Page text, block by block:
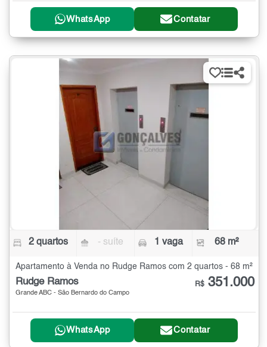
WhatsApp Contatar
2 quartos - suíte 1 vaga 68 m²
Apartamento à Venda no Rudge Ramos com 2 quartos - 68 m²
Rudge Ramos
Grande ABC - São Bernardo do Campo
R$ 351.000
WhatsApp Contatar